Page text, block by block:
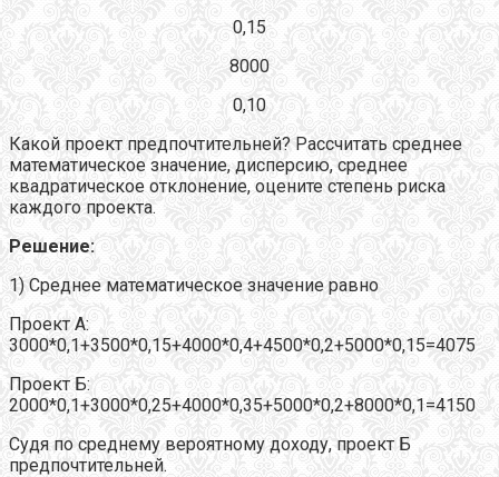
0,15
8000
0,10
Какой проект предпочтительней? Рассчитать среднее
математическое значение, дисперсию, среднее
квадратическое отклонение, оцените степень риска
каждого проекта.
Решение:
1) Среднее математическое значение равно
Проект А:
3000*0,1+3500*0,15+4000*0,4+4500*0,2+5000*0,15=4075
Проект Б:
2000*0,1+3000*0,25+4000*0,35+5000*0,2+8000*0,1=4150
Судя по среднему вероятному доходу, проект Б
предпочтительней.